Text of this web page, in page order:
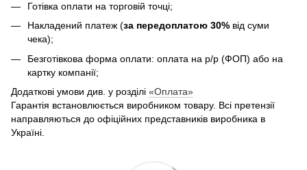
Готівка оплати на торговій точці;
Накладений платеж (за передоплатою 30% від суми
чека);
Безготівкова форма оплати: оплата на р/р (ФОП) або на
картку компанії;
Додаткові умови див. у розділі «Оплата»
Гарантія встановлюється виробником товару. Всі претензії
направляються до офіційних представників виробника в
Україні.